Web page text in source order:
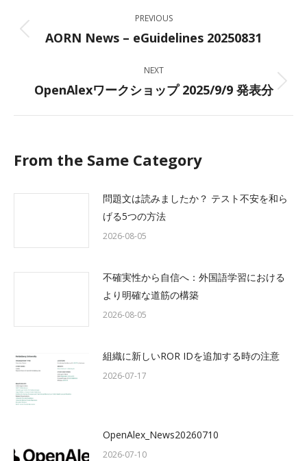
navigation
PREVIOUS
Previous
AORN News – eGuidelines 20250831
NEXT
Next
OpenAlexワークショップ 2025/9/9 発表分
From the Same Category
問題文は読みましたか？ テスト不安を和ら
げる5つの方法
2026-08-05
不確実性から自信へ：外国語学習における
より明確な道筋の構築
2026-08-05
組織に新しいROR IDを追加する時の注意
2026-07-17
OpenAlex_News20260710
2026-07-10